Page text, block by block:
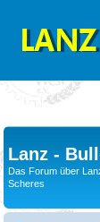
Lanz -
Das Forum über
Scheres